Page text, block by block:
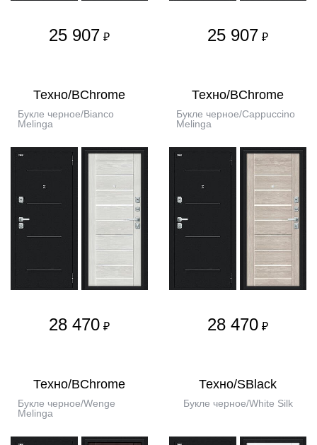
25 907 ₽ 25 907 ₽
Техно/BChrome
Букле черное/Bianco
Melinga
28 470 ₽
Техно/BChrome
Букле черное/Cappuccino
Melinga
28 470 ₽
Техно/BChrome
Букле черное/Wenge
Melinga
Техно/SBlack
Букле черное/White Silk